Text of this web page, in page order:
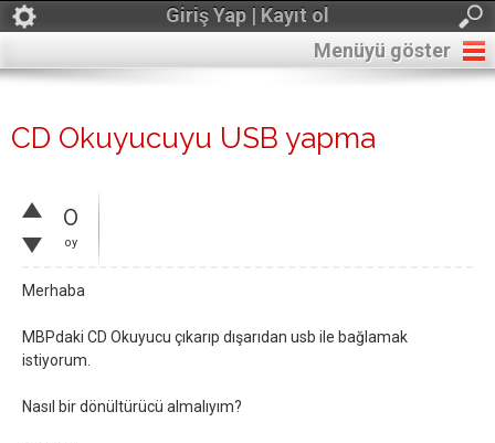
Giriş Yap | Kayıt ol
Menüyü göster
CD Okuyucuyu USB yapma
0
oy
Merhaba
MBPdaki CD Okuyucu çıkarıp dışarıdan usb ile bağlamak
istiyorum.
Nasıl bir dönültürücü almalıyım?